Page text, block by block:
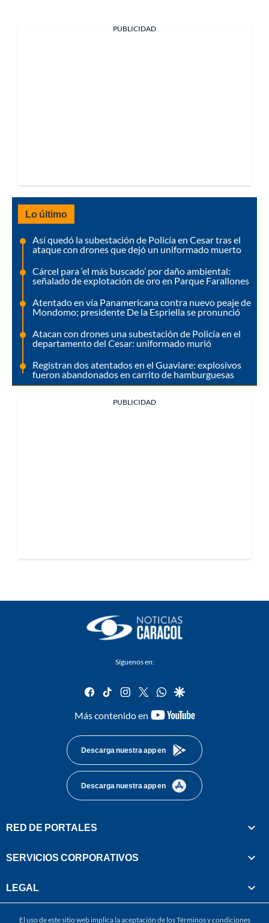
PUBLICIDAD
Lo último
Así quedó la subestación de Policía en Cesar tras el
ataque con drones que dejó un uniformado muerto
Cárcel para ‘el más buscado’ por daño ambiental:
señalado de explotación de oro en Parque Farallones
Atentado en vía Panamericana contra nuevo peaje de
Mondomo; presidente De la Espriella se pronunció
Atacan con drones una subestación de Policía en el
departamento del Cesar: uniformado murió
Registran dos atentados en el Guaviare: explosivos
fueron abandonados en carrito de hamburguesas
PUBLICIDAD
Síguenos en:
facebook
tiktok instagram
twitterwhatsapp
google
Más contenido en
youtube-
Descarga nuestra app en
Descarga nuestra app en
RED DE PORTALES
SERVICIOS CORPORATIVOS
LEGAL
El uso de este sitio web implica la aceptación de losTérminos y condiciones